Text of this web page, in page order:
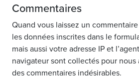
Commentaires
Quand vous laissez un
les données inscrites dans le
mais aussi votre adresse IP et
navigateur sont collectés pour
des commentaires indésirables.